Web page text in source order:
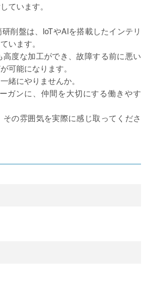
ています。
削盤は、IoTやAIを搭載したインテリ
います。
度な加工ができ、故障する前に悪い
可能になります。
緒にやりませんか。
ガンに、仲間を大切にする働きやす
の雰囲気を実際に感じ取ってくださ